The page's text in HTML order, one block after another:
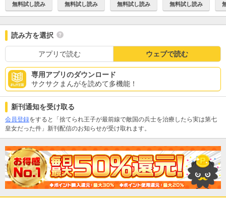
無料試し読み 無料試し読み 無料試し読み 無料試し読み
読み方を選択
アプリで読む ウェブで読む
専用アプリのダウンロード
サクサクまんがを読めて多機能！
新刊通知を受け取る
会員登録をすると「捨てられ王子が最前線で敵国の兵士を治療したら実は第七
皇女だった件」新刊配信のお知らせが受け取れます。